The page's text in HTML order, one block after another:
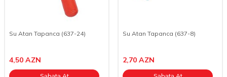
Su Atan Tapanca (637-24)
4,50 AZN
Su Atan Tapanca (637-8)
2,70 AZN